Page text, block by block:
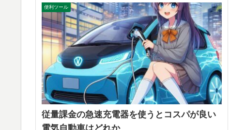
便利ツール
従量課金の急速充電器を使うとコスパが良い
電気自動車はどれか